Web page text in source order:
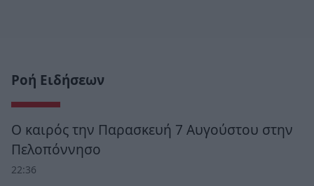
Ροή Ειδήσεων
Ο καιρός την Παρασκευή 7 Αυγούστου στην
Πελοπόννησο
22:36